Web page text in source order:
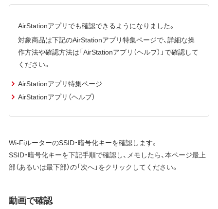
AirStationアプリでも確認できるようになりました。
対象商品は下記のAirStationアプリ特集ページで、詳細な操
作方法や確認方法は「AirStationアプリ（ヘルプ）」で確認して
ください。
AirStationアプリ特集ページ
AirStationアプリ（ヘルプ）
Wi-FiルーターのSSID・暗号化キーを確認します。
SSID・暗号化キーを下記手順で確認し、メモしたら、本ページ最上
部（あるいは最下部）の「次へ」をクリックしてください。
動画で確認